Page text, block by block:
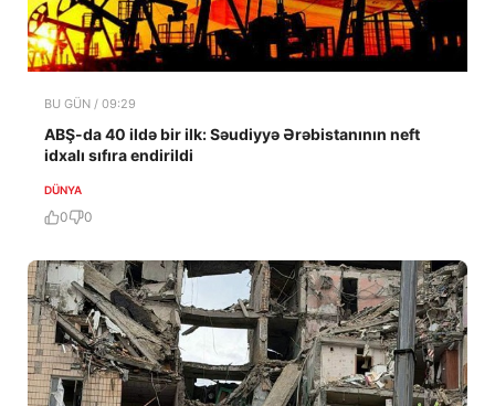
BU GÜN / 09:29
ABŞ-da 40 ildə bir ilk: Səudiyyə Ərəbistanının neft
idxalı sıfıra endirildi
DÜNYA
0 0